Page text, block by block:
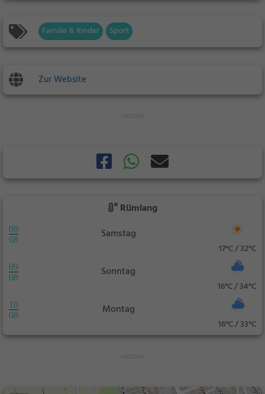
Familie & Kinder Sport
Zur Website
Rümlang
08
08
Samstag
17°C / 32°C
09
08
Sonntag
16°C / 34°C
10
08
Montag
16°C / 33°C